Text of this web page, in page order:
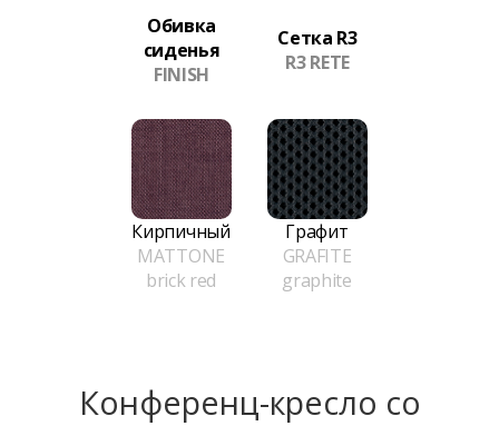
Обивка
сиденья
FINISH
Сетка R3
R3 RETE
Кирпичный
MATTONE
brick red
Графит
GRAFITE
graphite
Конференц-кресло сo